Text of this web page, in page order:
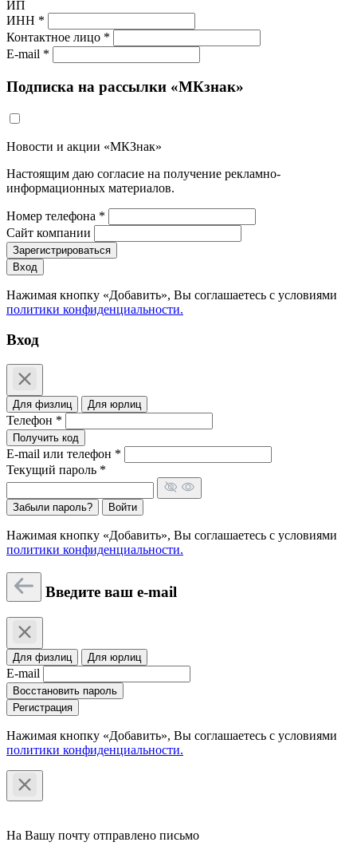
ИП
ИНН *
Контактное лицо *
E-mail *
Подписка на рассылки «МКзнак»
Новости и акции «МКЗнак»
Настоящим даю согласие на получение рекламно-
информационных материалов.
Номер телефона *
Сайт компании
Зарегистрироваться
Вход
Нажимая кнопку «Добавить», Вы соглашаетесь c условиями
политики конфиденциальности.
Вход
Для физлиц Для юрлиц
Телефон *
Получить код
E-mail или телефон *
Текущий пароль *
Забыли пароль? Войти
Нажимая кнопку «Добавить», Вы соглашаетесь c условиями
политики конфиденциальности.
Введите ваш e-mail
Для физлиц Для юрлиц
E-mail
Восстановить пароль
Регистрация
Нажимая кнопку «Добавить», Вы соглашаетесь c условиями
политики конфиденциальности.
На Вашу почту отправлено письмо